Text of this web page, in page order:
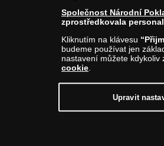
© Copyright 2026 - Národní
E-mail:
Společnost zapsána v OR
Upravit nastavení
Společnost Národní
zprostředkovala
Kliknutím na klávesu
budeme používat jen
nastavení můžete kdykoliv
cookie
Upravit